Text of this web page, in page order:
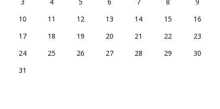
10
11 12 13 14 15
16
17
18 19 20 21 22
23
24
25 26 27 28 29
30
31